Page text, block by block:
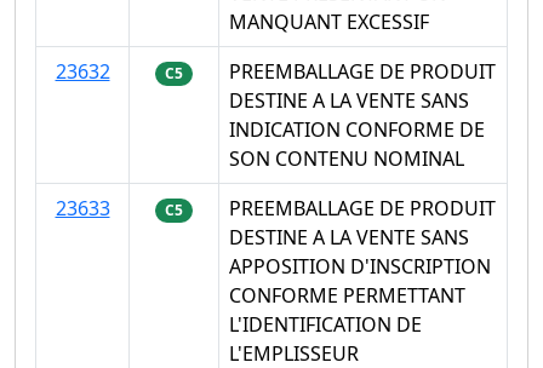
MANQUANT EXCESSIF
23632
C5
PREEMBALLAGE DE PRODUIT
DESTINE A LA VENTE SANS
INDICATION CONFORME DE
SON CONTENU NOMINAL
23633
C5
PREEMBALLAGE DE PRODUIT
DESTINE A LA VENTE SANS
APPOSITION D'INSCRIPTION
CONFORME PERMETTANT
L'IDENTIFICATION DE
L'EMPLISSEUR